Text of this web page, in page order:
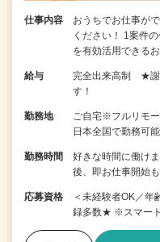
仕事内容
おうちでお仕事が
ください！ 1案件
を有効活用できる
給与
完全出来高制 ★謝
す！
勤務地
ご自宅※フルリモ
日本全国で勤務可
勤務時間
好きな時間に働け
後、即お仕事開始
応募資格
＜未経験者OK／
録多数★ ※スマー